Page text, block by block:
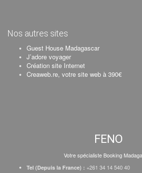
Nos autres sites
Guest House Madagascar
J’adore voyager
Création site Internet
Creaweb.re, votre site web à 390€
FENO
Votre spécialiste Booking
Tel (Depuis la France) : +261 34 14 540 40